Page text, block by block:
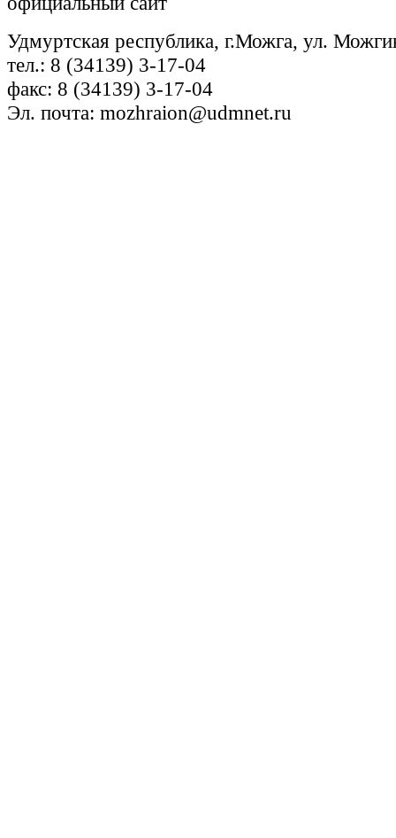
Удмуртская республика, г.Можга, ул.
тел.: 8 (34139) 3-17-04
факс: 8 (34139) 3-17-04
Эл. почта: mozhraion@udmnet.ru